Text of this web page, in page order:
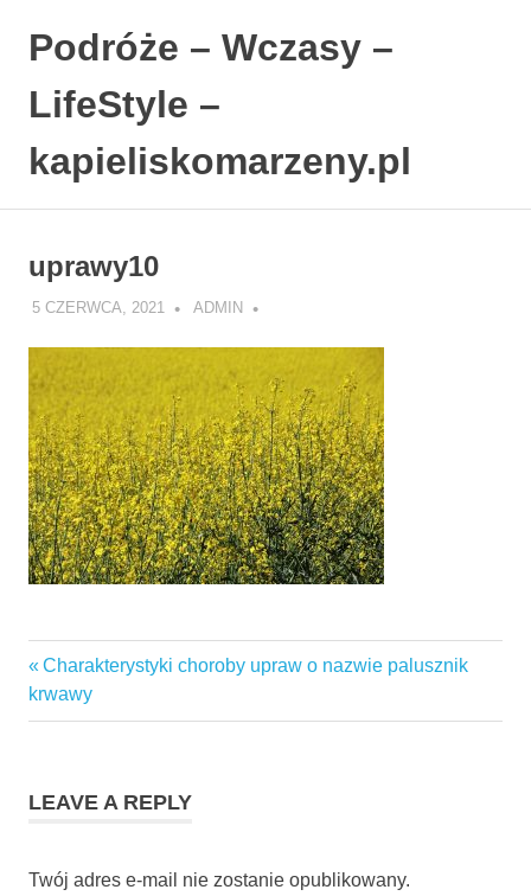
content
Podróże – Wczasy –
LifeStyle –
kapieliskomarzeny.pl
uprawy10
5 CZERWCA, 2021 ADMIN
Nawigacja
wpisu
Previous
Post:
Charakterystyki choroby upraw o nazwie palusznik
krwawy
LEAVE A REPLY
Twój adres e-mail nie zostanie opublikowany.